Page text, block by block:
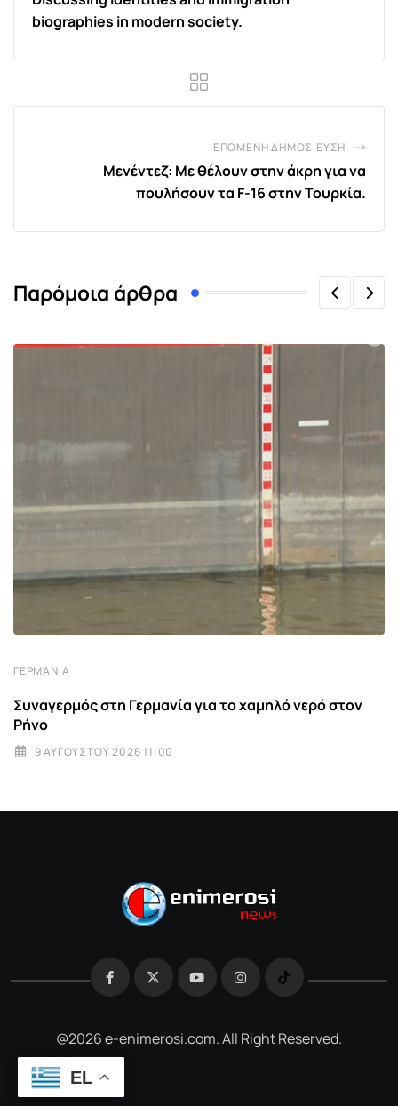
biographies in modern society.
ΕΠΌΜΕΝΗ ΔΗΜΟΣΊΕΥΣΗ
Μενέντεζ: Με θέλουν στην άκρη για να
πουλήσουν τα F-16 στην Τουρκία.
Παρόμοια άρθρα
ΓΕΡΜΑΝΊΑ
Συναγερμός στη Γερμανία για το χαμηλό νερό στον
Ρήνο
9 ΑΥΓΟΎΣΤΟΥ 2026 11:00
@2026 e-enimerosi.com. All Right Reserved.
EL